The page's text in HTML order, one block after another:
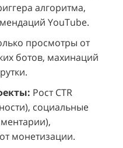
алгоритма,
YouTube.
просмотры от
ботов, махинаций
Рост CTR
социальные
монетизации.